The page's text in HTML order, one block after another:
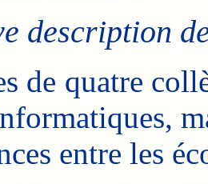
description
de quatre
entre les